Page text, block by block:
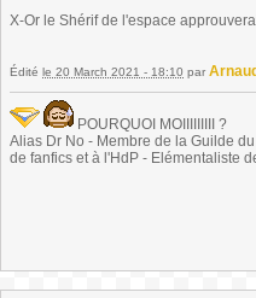
X-Or le Shérif de l'espace
Édité le 20 March 2021 - 18:10 par
POURQUOI MOIIIIIIIII ?
Alias Dr No - Membre de la Guilde
de fanfics et à l'HdP - Elémentaliste